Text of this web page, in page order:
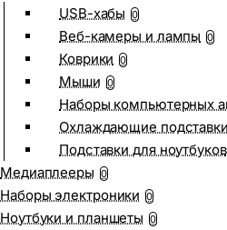
USB-хабы 0
Веб-камеры и лампы 0
Коврики 0
Мыши 0
Наборы компьютерных
Охлаждающие
Подставки для ноутбуков
Медиаплееры 0
Наборы электроники 0
Ноутбуки и планшеты 0